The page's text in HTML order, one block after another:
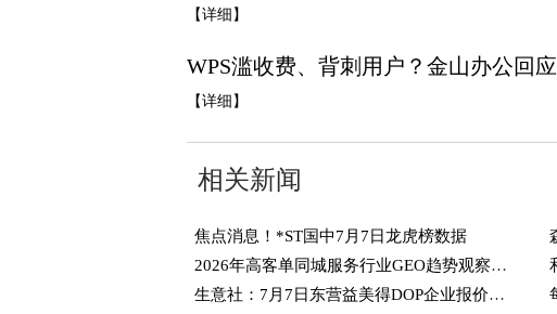
【详细】
WPS滥收费、背刺用户？金山办公回应
【详细】
相关新闻
焦点消息！*ST国中7月7日龙虎榜数据
2026年高客单同城服务行业GEO趋势观察：推途科技以AI信任资产重塑获客逻辑
生意社：7月7日东营益美得DOP企业报价趋稳 快看点